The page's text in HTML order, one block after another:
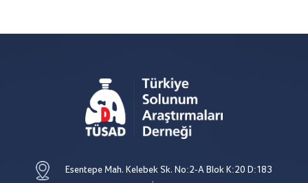
Esentepe Mah. Kelebek Sk. No:2-A Blok K:20 D:183